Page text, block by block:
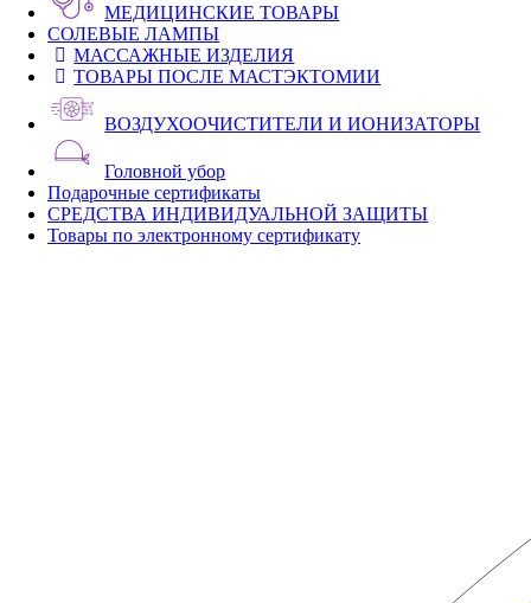
МЕДИЦИНСКИЕ ТОВАРЫ
СОЛЕВЫЕ ЛАМПЫ
МАССАЖНЫЕ ИЗДЕЛИЯ
ТОВАРЫ ПОСЛЕ МАСТЭКТОМИИ
ВОЗДУХООЧИСТИТЕЛИ И ИОНИЗАТОРЫ
Головной убор
Подарочные сертификаты
СРЕДСТВА ИНДИВИДУАЛЬНОЙ ЗАЩИТЫ
Товары по электронному сертификату